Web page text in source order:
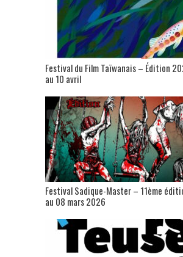
Festival du Film Taïwanais – Édition
au 10 avril
Festival Sadique-Master – 11ème
au 08 mars 2026